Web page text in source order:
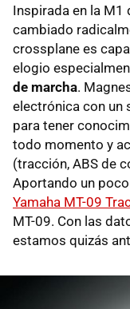
Inspirada en la M1
cambiado
crossplane es
elogio
de marcha.
electrónica con un
para tener
todo momento y
(tracción, ABS de
Aportando un
Yamaha MT-09
MT-09. Con las
estamos quizás